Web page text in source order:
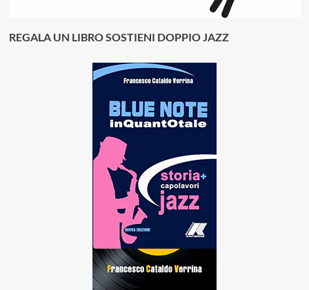
REGALA UN LIBRO SOSTIENI DOPPIO JAZZ